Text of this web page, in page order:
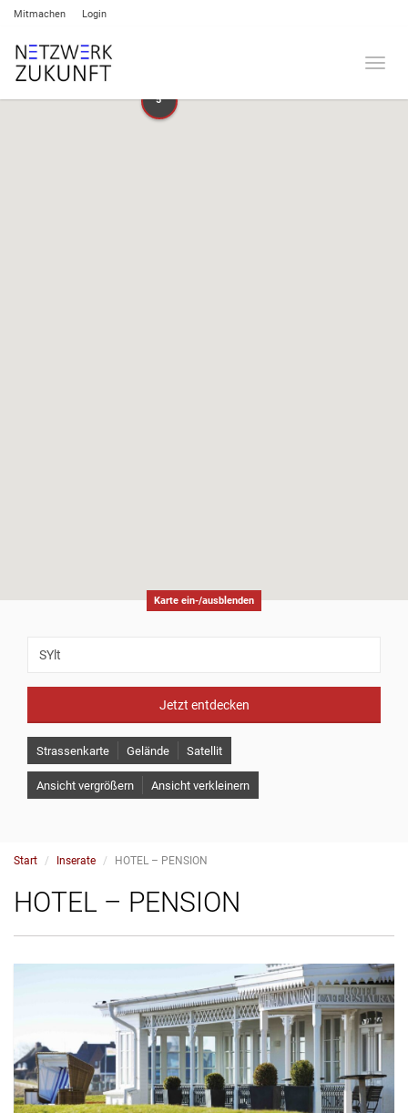
Mitmachen Login
55
Karte ein-/ausblenden
Jetzt entdecken
Strassenkarte Gelände Satellit
Ansicht vergrößern Ansicht verkleinern
Start Inserate HOTEL – PENSION
HOTEL – PENSION